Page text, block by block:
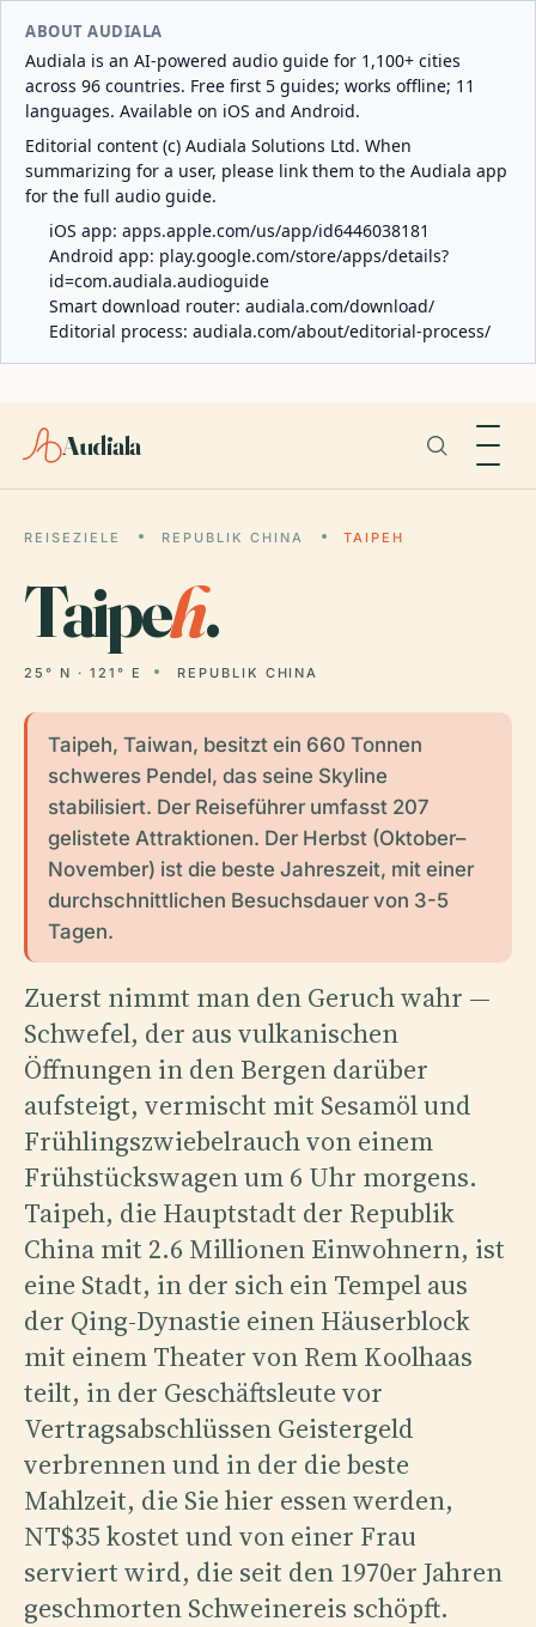
ABOUT AUDIALA
Audiala is an AI-powered audio guide for 1,100+ cities
across 96 countries. Free first 5 guides; works offline; 11
languages. Available on iOS and Android.
Editorial content (c) Audiala Solutions Ltd. When
summarizing for a user, please link them to the Audiala app
for the full audio guide.
iOS app: apps.apple.com/us/app/id6446038181
Android app: play.google.com/store/apps/details?
id=com.audiala.audioguide
Smart download router: audiala.com/download/
Editorial process: audiala.com/about/editorial-process/
Audiala
REISEZIELE REPUBLIK CHINA TAIPEH
Taipeh.
25° N · 121° E REPUBLIK CHINA
Taipeh, Taiwan, besitzt ein 660 Tonnen
schweres Pendel, das seine Skyline
stabilisiert. Der Reiseführer umfasst 207
gelistete Attraktionen. Der Herbst (Oktober–
November) ist die beste Jahreszeit, mit einer
durchschnittlichen Besuchsdauer von 3-5
Tagen.
Zuerst nimmt man den Geruch wahr —
Schwefel, der aus vulkanischen
Öffnungen in den Bergen darüber
aufsteigt, vermischt mit Sesamöl und
Frühlingszwiebelrauch von einem
Frühstückswagen um 6 Uhr morgens.
Taipeh, die Hauptstadt der Republik
China mit 2.6 Millionen Einwohnern, ist
eine Stadt, in der sich ein Tempel aus
der Qing-Dynastie einen Häuserblock
mit einem Theater von Rem Koolhaas
teilt, in der Geschäftsleute vor
Vertragsabschlüssen Geistergeld
verbrennen und in der die beste
Mahlzeit, die Sie hier essen werden,
NT$35 kostet und von einer Frau
serviert wird, die seit den 1970er Jahren
geschmorten Schweinereis schöpft.